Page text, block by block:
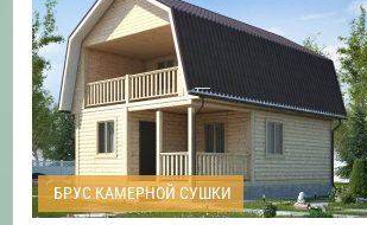
БРУС КАМЕРНОЙ СУШКИ